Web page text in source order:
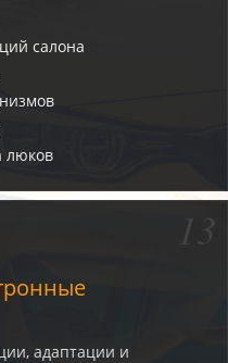
салона
люков
13
адаптации и